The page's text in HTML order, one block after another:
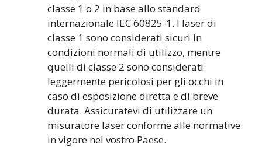
classe 1 o 2 in base allo standard
internazionale IEC 60825-1. I laser di
classe 1 sono considerati sicuri in
condizioni normali di utilizzo, mentre
quelli di classe 2 sono considerati
leggermente pericolosi per gli occhi in
caso di esposizione diretta e di breve
durata. Assicuratevi di utilizzare un
misuratore laser conforme alle normative
in vigore nel vostro Paese.